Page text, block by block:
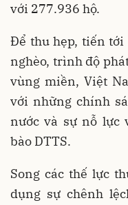
với 277.936 hộ.
Để thu hẹp, tiến tới
nghèo, trình độ
vùng miền, Việt
với những chính
nước và sự nỗ lực
bào DTTS.
Song các thế lực
dụng sự chênh